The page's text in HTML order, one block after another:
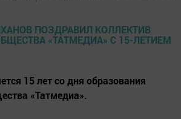
15 лет со дня образования
«Татмедиа».